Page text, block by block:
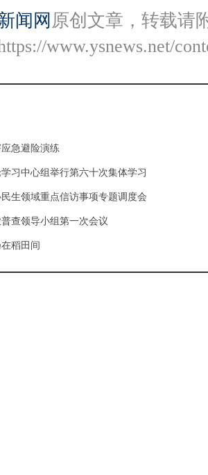
闻网 原创文章，转载请
www.ysnews.net/
急避险演练
习中心组举行第六十次集体学习
生领域重点信访事项专题调度会
查领导小组第一次会议
稻田间